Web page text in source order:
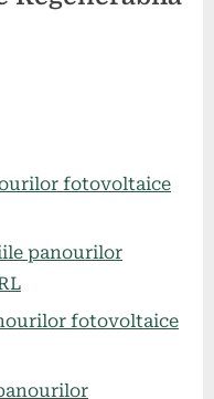
fotovoltaice
panourilor
fotovoltaice